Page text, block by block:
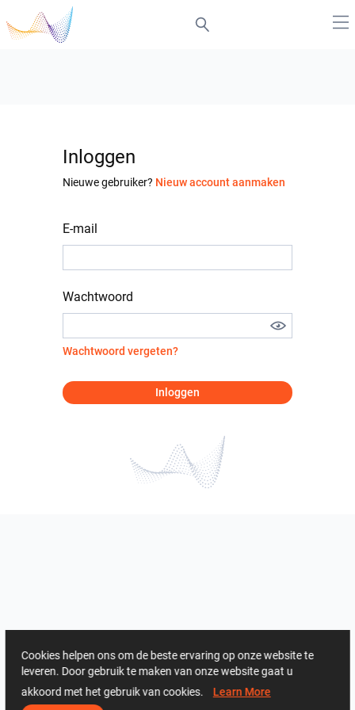
Inloggen
Nieuwe gebruiker? Nieuw account aanmaken
E-mail
Wachtwoord
Wachtwoord vergeten?
Inloggen
Cookies helpen ons om de beste ervaring op onze website te
leveren. Door gebruik te maken van onze website gaat u
akkoord met het gebruik van cookies. Learn More